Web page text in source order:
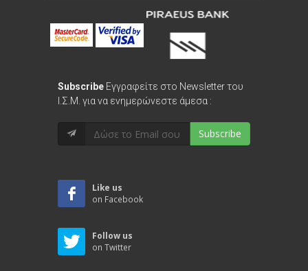
Subscribe Εγγραφείτε στο Newsletter του
Ι.Σ.Μ. για να ενημερώνεστε άμεσα :
Subscribe
Like us
on Facebook
Follow us
on Twitter